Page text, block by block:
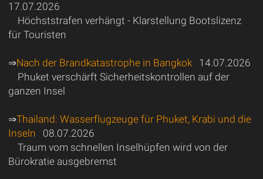
17.07.2026
Höchststrafen verhängt - Klarstellung Bootslizenz
für Touristen
⇒Nach der Brandkatastrophe in Bangkok14.07.2026
Phuket verschärft Sicherheitskontrollen auf der
ganzen Insel
⇒Thailand: Wasserflugzeuge für Phuket, Krabi und die
Inseln 08.07.2026
Traum vom schnellen Inselhüpfen wird von der
Bürokratie ausgebremst